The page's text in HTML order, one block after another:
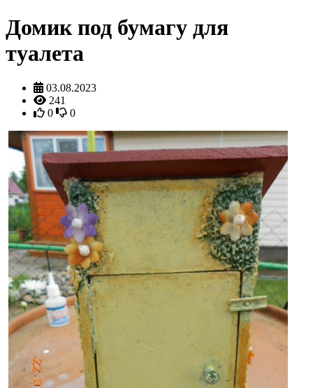
Домик под бумагу для
туалета
03.08.2023
241
0
0